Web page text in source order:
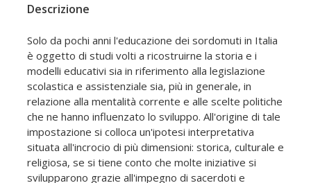
Descrizione
Solo da pochi anni l'educazione dei sordomuti in Italia
è oggetto di studi volti a ricostruirne la storia e i
modelli educativi sia in riferimento alla legislazione
scolastica e assistenziale sia, più in generale, in
relazione alla mentalità corrente e alle scelte politiche
che ne hanno influenzato lo sviluppo. All'origine di tale
impostazione si colloca un'ipotesi interpretativa
situata all'incrocio di più dimensioni: storica, culturale e
religiosa, se si tiene conto che molte iniziative si
svilupparono grazie all'impegno di sacerdoti e